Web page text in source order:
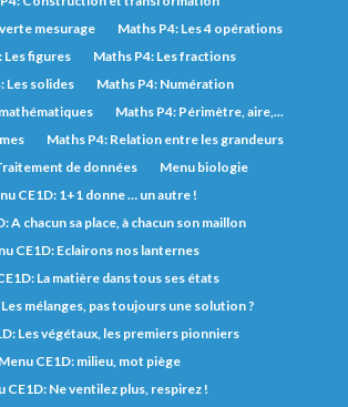
mesurage
Maths P4: Les 4 opérations
Les figures
Maths P4: Les fractions
Les solides
Maths P4: Numération
Maths P4: Périmètre, aire,...
Maths P4: Relation entre les grandeurs
de données
Menu biologie
CE1D: 1+1 donne … un autre !
A chacun sa place, à chacun son maillon
CE1D: Eclairons nos lanternes
La matière dans tous ses états
mélanges, pas toujours une solution ?
Les végétaux, les premiers pionniers
Menu CE1D: milieu, mot piège
CE1D: Ne ventilez plus, respirez !